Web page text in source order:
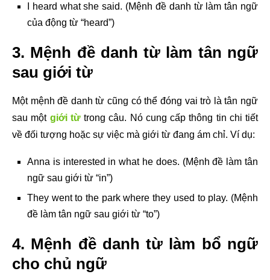
I heard what she said. (Mệnh đề danh từ làm tân ngữ
của động từ “heard”)
3. Mệnh đề danh từ làm tân ngữ
sau giới từ
Một mệnh đề danh từ cũng có thể đóng vai trò là tân ngữ
sau một giới từtrong câu. Nó cung cấp thông tin chi tiết
về đối tượng hoặc sự việc mà giới từ đang ám chỉ. Ví dụ:
Anna is interested in what he does. (Mệnh đề làm tân
ngữ sau giới từ “in”)
They went to the park where they used to play. (Mệnh
đề làm tân ngữ sau giới từ “to”)
4. Mệnh đề danh từ làm bổ ngữ
cho chủ ngữ